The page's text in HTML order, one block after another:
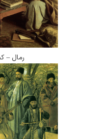
رمال – کمال الملک